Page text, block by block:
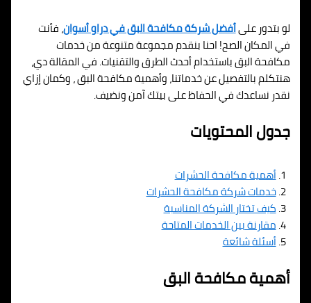
لو بتدور علىأفضل شركة مكافحة البق في دراو أسوان، فأنت
في المكان الصح! احنا بنقدم مجموعة متنوعة من خدمات
مكافحة البق باستخدام أحدث الطرق والتقنيات. في المقالة دي،
هنتكلم بالتفصيل عن خدماتنا، وأهمية مكافحة البق ، وكمان إزاي
نقدر نساعدك في الحفاظ على بيتك آمن ونضيف.
جدول المحتويات
أهمية مكافحة الحشرات
خدمات شركة مكافحة الحشرات
كيف تختار الشركة المناسبة
مقارنة بين الخدمات المتاحة
أسئلة شائعة
أهمية مكافحة البق